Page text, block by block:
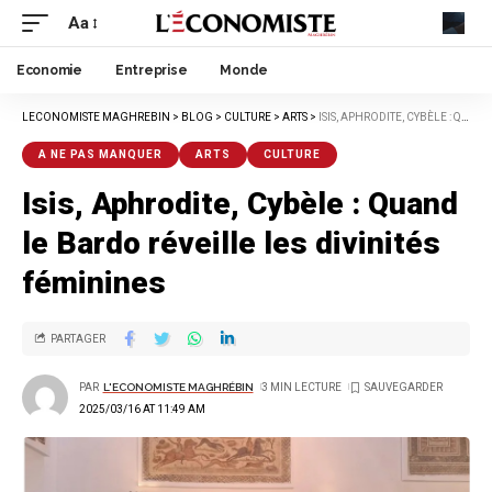
Aa
Economie Entreprise Monde
LECONOMISTE MAGHREBIN > BLOG > CULTURE > ARTS > ISIS, APHRODITE, CYBÈLE : QUAND LE BARDO RÉVEILLE LES DIVINITÉS FÉMININES
A NE PAS MANQUER ARTS CULTURE
Isis, Aphrodite, Cybèle : Quand
le Bardo réveille les divinités
féminines
2025/03/16 AT 11:49 AM
PAR L'ECONOMISTE MAGHRÉBIN 3 MIN LECTURE
PARTAGER